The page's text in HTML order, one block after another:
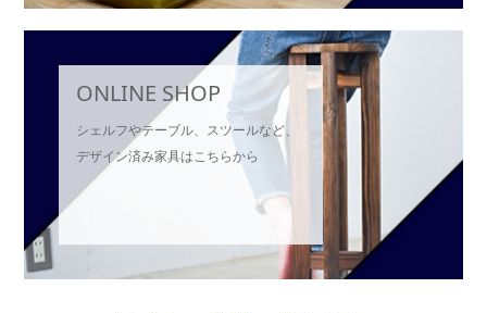
ONLINE SHOP
シェルフやテーブル、スツールなど、
デザイン済み家具はこちらから